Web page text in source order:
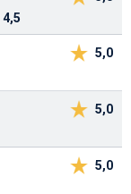
4,5
5,0
5,0
5,0